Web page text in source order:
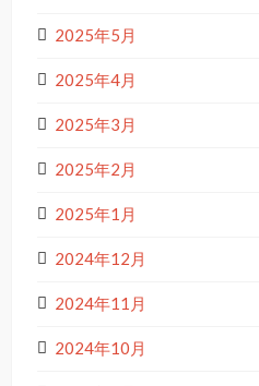
2025年5月
2025年4月
2025年3月
2025年2月
2025年1月
2024年12月
2024年11月
2024年10月